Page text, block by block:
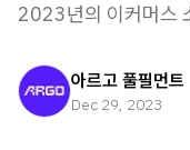
2023년의 이커머스
아르고 풀필먼트
Dec 29, 2023